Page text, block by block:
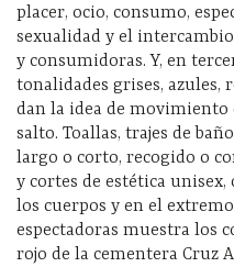
placer, ocio, consumo,
sexualidad y el
y consumidoras. Y, en
tonalidades grises, azules,
dan la idea de
salto. Toallas, trajes de
largo o corto, recogido o
y cortes de estética
los cuerpos y en el
espectadoras muestra los
rojo de la cementera Cruz